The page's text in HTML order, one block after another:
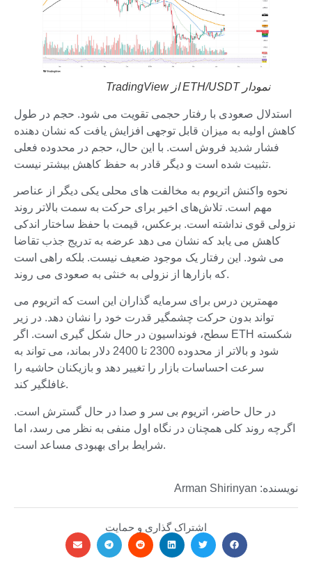
نمودار ETH/USDT از TradingView
استدلال صعودی با رفتار حجمی تقویت می شود. حجم در طول
کاهش اولیه به میزان قابل توجهی افزایش یافت که نشان دهنده
فشار شدید فروش است. با این حال، حجم در محدوده فعلی
تثبیت شده است و دیگر قادر به حفظ کاهش بیشتر نیست.
نحوه واکنش اتریوم به مخالفت های محلی یکی دیگر از عناصر
مهم است. تلاش‌های اخیر برای حرکت به سمت بالاتر روند
نزولی قوی نداشته است. برعکس، قیمت با حفظ ساختار اندکی
کاهش می یابد که نشان می دهد عرضه به تدریج جذب تقاضا
می شود. این رفتار یک موجود ضعیف نیست. بلکه راهی است
که بازارها از نزولی به خنثی به صعودی می روند.
مهمترین درس برای سرمایه گذاران این است که اتریوم می
تواند بدون حرکت چشمگیر قدرت خود را نشان دهد. در زیر
سطح، فونداسیون در حال شکل گیری است. اگر ETH شکسته
شود و بالاتر از محدوده 2300 تا 2400 دلار بماند، می تواند به
سرعت احساسات بازار را تغییر دهد و بازیکنان حاشیه را
غافلگیر کند.
در حال حاضر، اتریوم بی سر و صدا در حال گسترش است.
اگرچه روند کلی همچنان در نگاه اول منفی به نظر می رسد، اما
شرایط برای بهبودی مساعد است.
نویسنده: Arman Shirinyan
اشتراک گذاری و حمایت